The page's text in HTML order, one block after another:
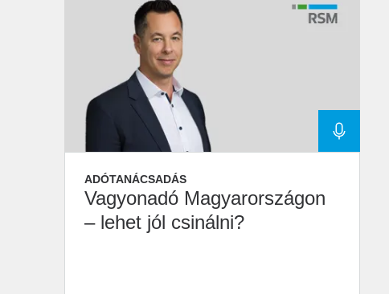
ADÓTANÁCSADÁS
Vagyonadó Magyarországon
– lehet jól csinálni?